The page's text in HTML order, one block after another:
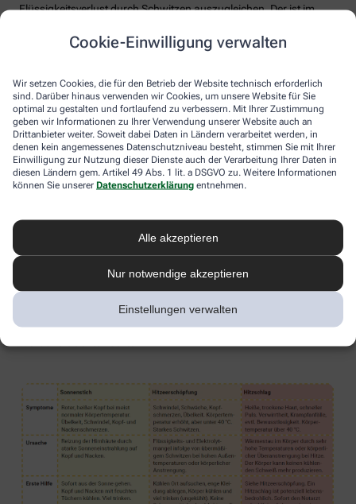
Cookie-Einwilligung verwalten
Wir setzen Cookies, die für den Betrieb der Website technisch erforderlich
sind. Darüber hinaus verwenden wir Cookies, um unsere Website für Sie
optimal zu gestalten und fortlaufend zu verbessern. Mit Ihrer Zustimmung
geben wir Informationen zu Ihrer Verwendung unserer Website auch an
Drittanbieter weiter. Soweit dabei Daten in Ländern verarbeitet werden, in
denen kein angemessenes Datenschutzniveau besteht, stimmen Sie mit Ihrer
Einwilligung zur Nutzung dieser Dienste auch der Verarbeitung Ihrer Daten in
diesen Ländern gem. Artikel 49 Abs. 1 lit. a DSGVO zu. Weitere Informationen
können Sie unserer Datenschutzerklärung entnehmen.
Alle akzeptieren
Nur notwendige akzeptieren
Einstellungen verwalten
Flüssigkeitsverlust durch Schwitzen auszugleichen. Der ist im
Temperaturen. Trinken wir zu wenig, sind Kopfschmerzen und
Konzentrationsprobleme meist die Folge.
Weniger bekannt ist, dass ein Flüssigkeitsmangel auch anderen
Organen zusetzt. So kann Hitzestress auch ernsthaft die Nieren
schädigen – und zwar nachhaltig und auch bei gesunden
Menschen. Als Faustregel gilt: Zwei bis drei Liter täglich sollten es
sein. Die besten Durstlöscher: Mineralwasser, ungesüßte Kräuter-
und Früchtetees oder verdünnte Säfte. Auch wasserreiches Obst
und Gemüse wie Melonen, Gurken oder Tomaten kann
Flüssigkeitsverluste ausgleichen. Bei Herz-Kreislauf- oder
besprechen.
Sonnenstich, Hitzeerschöpfung und
Hitzschlag: Was ist das eigentlich?
Grad oder einfach nur die drückende Hitze in der Stadt:
Hitzeerkrankungen können mitunter lebensbedrohlich sein.